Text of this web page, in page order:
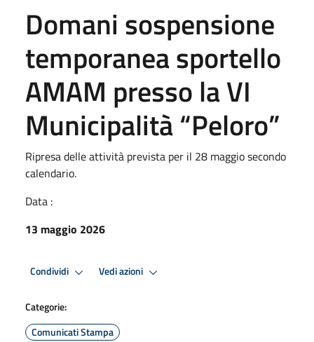
Domani sospensione
temporanea sportello
AMAM presso la VI
Municipalità “Peloro”
Ripresa delle attività prevista per il 28 maggio secondo
calendario.
Data :
13 maggio 2026
Condividi Vedi azioni
Categorie:
Comunicati Stampa